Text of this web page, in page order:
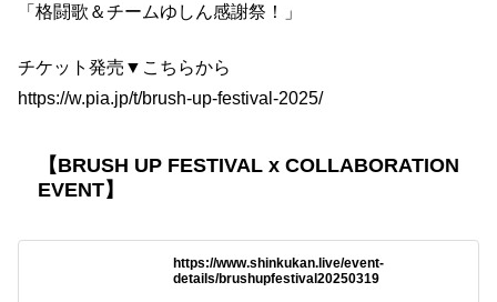
「格闘歌＆チームゆしん感謝祭！」
チケット発売▼こちらから
https://w.pia.jp/t/brush-up-festival-2025/
【BRUSH UP FESTIVAL x COLLABORATION
EVENT】
https://www.shinkukan.live/event-
details/brushupfestival20250319